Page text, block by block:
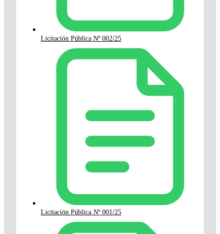
Licitación Pública Nº 002/25
Licitación Pública Nº 001/25